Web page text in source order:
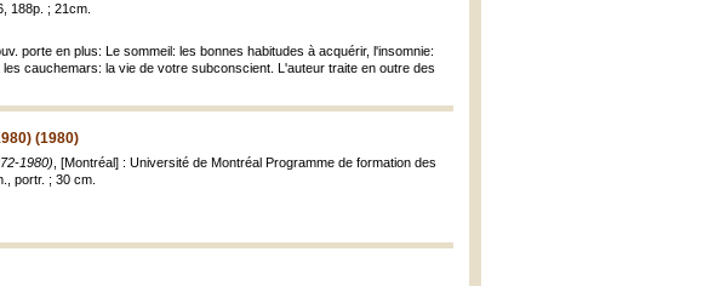
188p. ; 21cm.
porte en plus: Le sommeil: les bonnes habitudes à acquérir, l'insomnie:
cauchemars: la vie de votre subconscient. L'auteur traite en outre des
(1980)
1980) , [Montréal] : Université de Montréal Programme de formation des
portr. ; 30 cm.